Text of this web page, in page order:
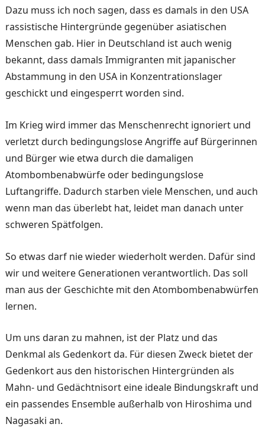
Dazu muss ich noch sagen, dass es damals in den USA
rassistische Hintergründe gegenüber asiatischen
Menschen gab. Hier in Deutschland ist auch wenig
bekannt, dass damals Immigranten mit japanischer
Abstammung in den USA in Konzentrationslager
geschickt und eingesperrt worden sind.
Im Krieg wird immer das Menschenrecht ignoriert und
verletzt durch bedingungslose Angriffe auf Bürgerinnen
und Bürger wie etwa durch die damaligen
Atombombenabwürfe oder bedingungslose
Luftangriffe. Dadurch starben viele Menschen, und auch
wenn man das überlebt hat, leidet man danach unter
schweren Spätfolgen.
So etwas darf nie wieder wiederholt werden. Dafür sind
wir und weitere Generationen verantwortlich. Das soll
man aus der Geschichte mit den Atombombenabwürfen
lernen.
Um uns daran zu mahnen, ist der Platz und das
Denkmal als Gedenkort da. Für diesen Zweck bietet der
Gedenkort aus den historischen Hintergründen als
Mahn- und Gedächtnisort eine ideale Bindungskraft und
ein passendes Ensemble außerhalb von Hiroshima und
Nagasaki an.